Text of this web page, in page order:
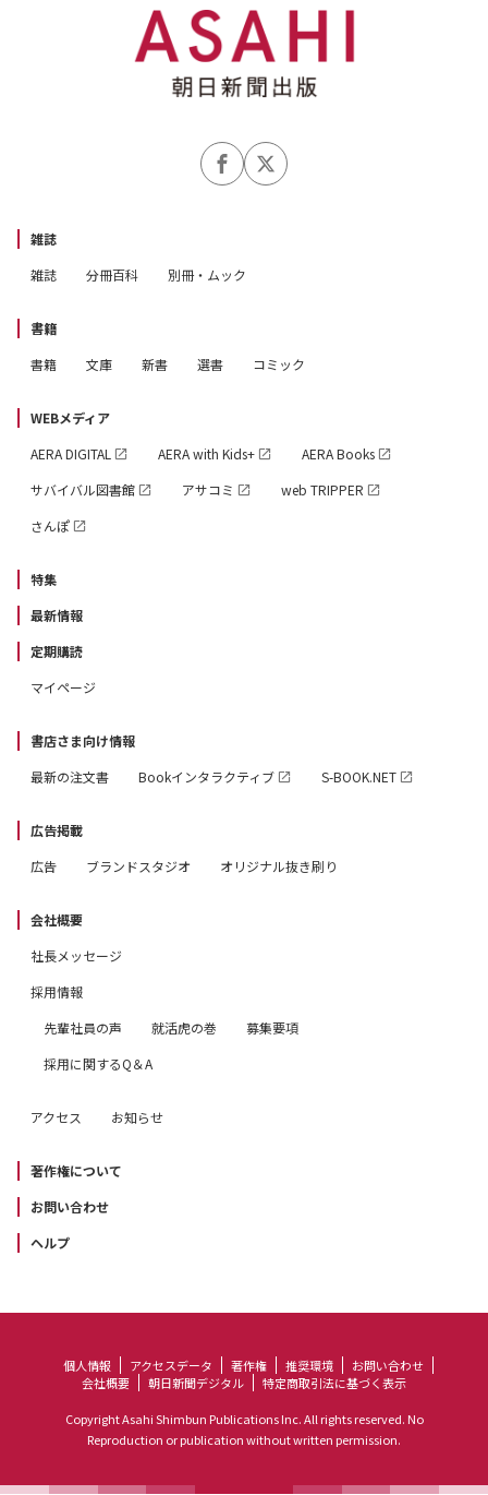
雑誌
雑誌
分冊百科 別冊・ムック
書籍
書籍
文庫 新書 選書 コミック
WEBメディア
AERA DIGITAL
AERA with Kids+
AERA Books
サバイバル図書館
アサコミ
web TRIPPER
さんぽ
特集
最新情報
定期購読
マイページ
書店さま向け情報
最新の注文書
Bookインタラクティブ S-BOOK.NET
広告掲載
広告
ブランドスタジオ オリジナル抜き刷り
会社概要
社長メッセージ
採用情報
先輩社員の声
就活虎の巻
募集要項
採用に関するQ＆A
アクセス お知らせ
著作権について
お問い合わせ
ヘルプ
個人情報 アクセスデータ 著作権 推奨環境
お問い合わせ
会社概要
朝日新聞デジタル 特定商取引法に基づく表示
Copyright Asahi Shimbun Publications Inc. All rights reserved. No
Reproduction or publication without written permission.